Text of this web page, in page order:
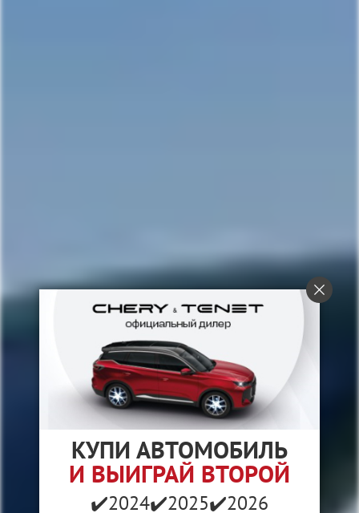
КУПИ АВТОМОБИЛЬ
И ВЫИГРАЙ ВТОРОЙ
✔️2024✔️2025✔️2026